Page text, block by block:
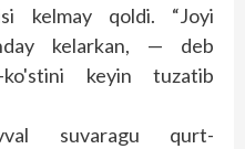
kelmay qoldi. “Joyi
kelarkan, — deb
keyin tuzatib
suvaragu qurt-